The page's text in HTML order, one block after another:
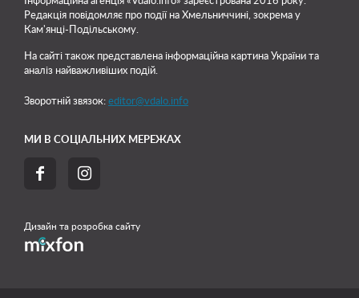
Редакція повідомляє про події на Хмельниччині, зокрема у
Кам'янці-Подільському.
На сайті також представлена інформаційна картина України та
аналіз найважливіших подій.
Зворотній звязок: editor@vdalo.info
МИ В СОЦІАЛЬНИХ МЕРЕЖАХ
 
Дизайн та розробка сайту